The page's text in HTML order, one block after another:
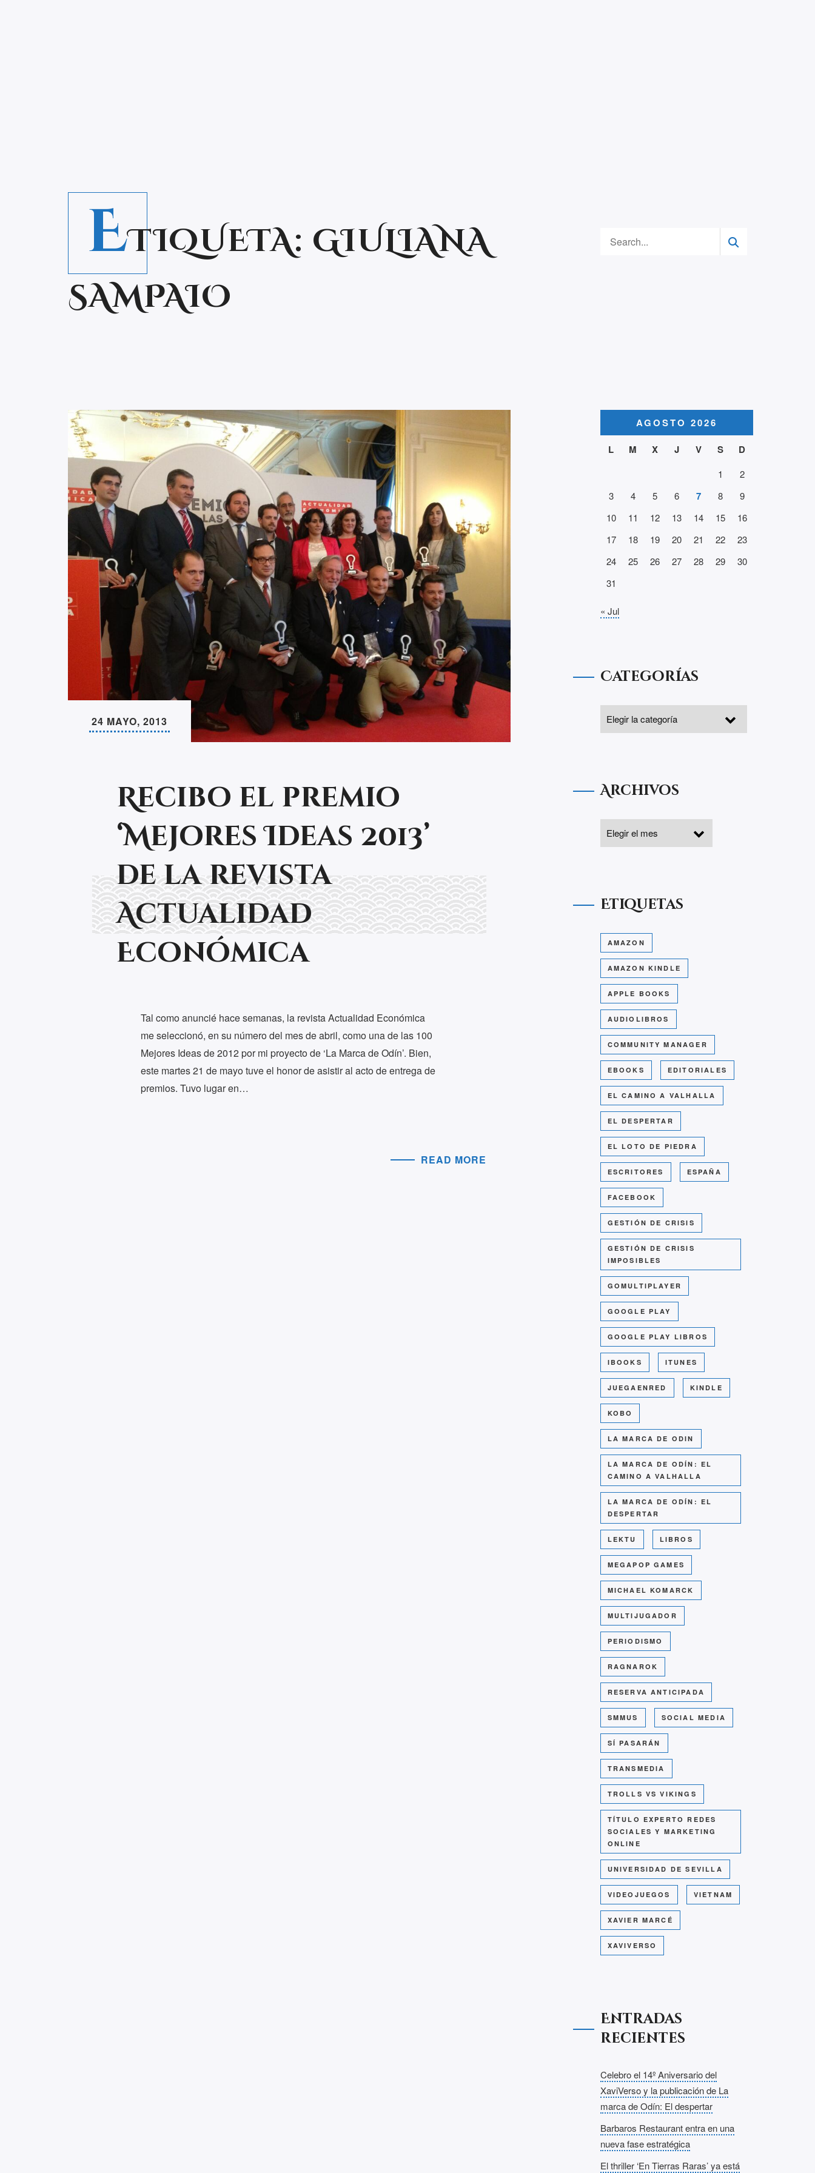
ETIQUETA: GIULIANA
SAMPAIO
24 MAYO, 2013
Recibo el premio
‘Mejores Ideas 2013’
de la revista
Actualidad
Económica
Tal como anuncié hace semanas, la revista Actualidad Económica
me seleccionó, en su número del mes de abril, como una de las 100
Mejores Ideas de 2012 por mi proyecto de ‘La Marca de Odín’. Bien,
este martes 21 de mayo tuve el honor de asistir al acto de entrega de
premios. Tuvo lugar en…
READ MORE
AGOSTO 2026
L
M X J V S D
1
2
3
4 5 6 7 8
9
10
11 12 13 14 15
16
17
18 19 20 21 22
23
24
25 26 27 28 29
30
31
« Jul
Categorías
Archivos
Etiquetas
AMAZON
AMAZON KINDLE
APPLE BOOKS
AUDIOLIBROS
COMMUNITY MANAGER
EBOOKS EDITORIALES
EL CAMINO A VALHALLA
EL DESPERTAR
EL LOTO DE PIEDRA
ESCRITORES ESPAÑA
FACEBOOK
GESTIÓN DE CRISIS
GESTIÓN DE CRISIS
IMPOSIBLES
GOMULTIPLAYER
GOOGLE PLAY
GOOGLE PLAY LIBROS
IBOOKS ITUNES
JUEGAENRED KINDLE
KOBO
LA MARCA DE ODIN
LA MARCA DE ODÍN: EL
CAMINO A VALHALLA
LA MARCA DE ODÍN: EL
DESPERTAR
LEKTU LIBROS
MEGAPOP GAMES
MICHAEL KOMARCK
MULTIJUGADOR
PERIODISMO
RAGNAROK
RESERVA ANTICIPADA
SMMUS SOCIAL MEDIA
SÍ PASARÁN
TRANSMEDIA
TROLLS VS VIKINGS
TÍTULO EXPERTO REDES
SOCIALES Y MARKETING
ONLINE
UNIVERSIDAD DE SEVILLA
VIDEOJUEGOS VIETNAM
XAVIER MARCÉ
XAVIVERSO
Entradas
recientes
Celebro el 14º Aniversario del
XaviVerso y la publicación de La
marca de Odín: El despertar
Barbaros Restaurant entra en una
nueva fase estratégica
El thriller ‘En Tierras Raras’ ya está